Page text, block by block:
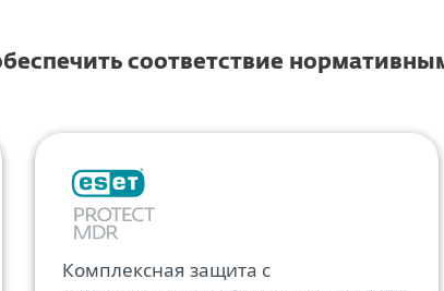
соответствие
Комплексная защита с